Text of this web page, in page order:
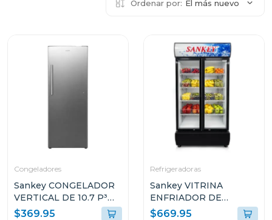
Ordenar por: El más nuevo
Congeladores
Sankey CONGELADOR
VERTICAL DE 10.7 P³
RFC1301
$369.95
Refrigeradoras
Sankey VITRINA
ENFRIADOR DE
20CUFT RFD20N
$669.95